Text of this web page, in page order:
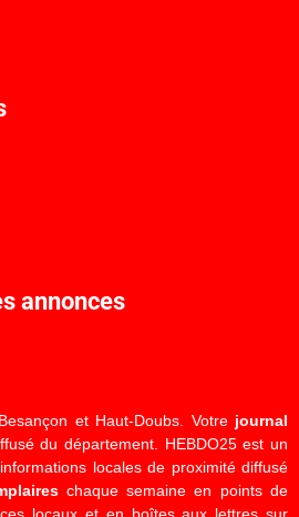
annonces
et Haut-Doubs. Votre journal
du département. HEBDO25 est un
locales de proximité diffusé
chaque semaine en points de